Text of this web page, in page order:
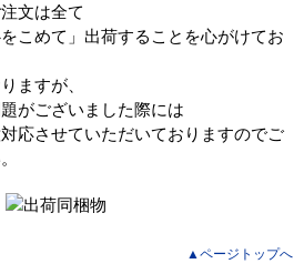
文は全て
こめて」出荷することを心がけてお
ますが、
がございました際には
応させていただいておりますのでご
▲ページトップへ